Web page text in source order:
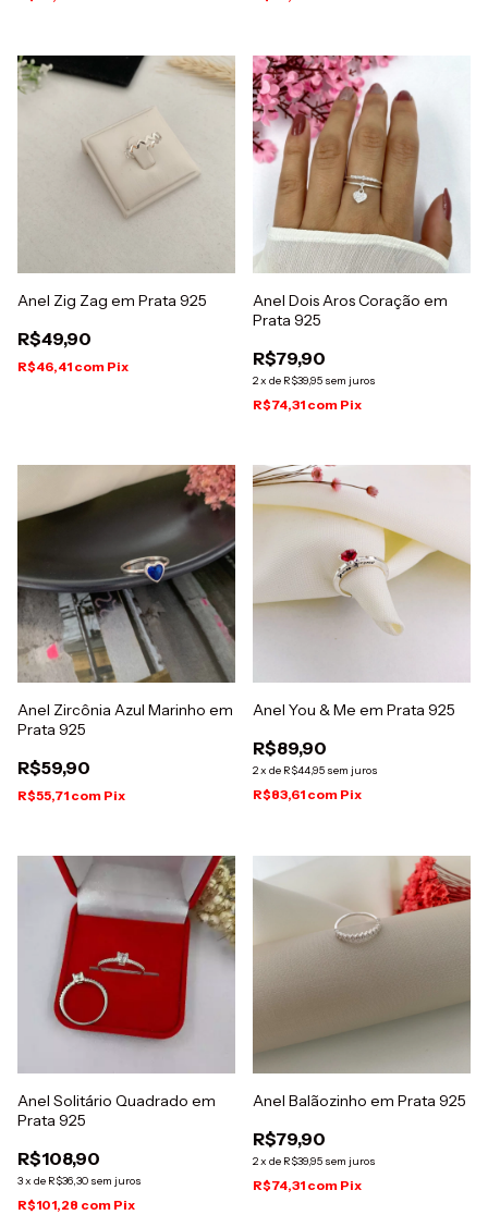
Anel Zig Zag em Prata 925
R$49,90
R$46,41 com Pix
Anel Dois Aros Coração em
Prata 925
R$79,90
2x de R$39,95 sem juros
R$74,31 com Pix
Anel Zircônia Azul Marinho em
Prata 925
R$59,90
R$55,71 com Pix
Anel You & Me em Prata 925
R$89,90
2x de R$44,95 sem juros
R$83,61 com Pix
Anel Solitário Quadrado em
Prata 925
R$108,90
3x de R$36,30 sem juros
R$101,28 com Pix
Anel Balãozinho em Prata 925
R$79,90
2x de R$39,95 sem juros
R$74,31 com Pix